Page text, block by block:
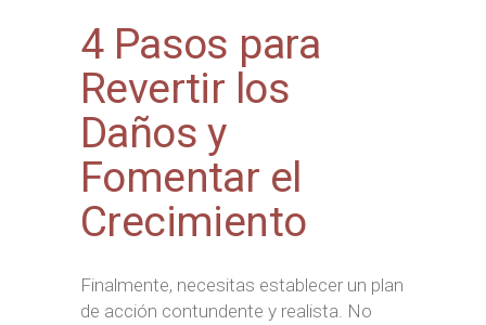
4 Pasos para
Revertir los
Daños y
Fomentar el
Crecimiento
Finalmente, necesitas establecer un plan
de acción contundente y realista. No